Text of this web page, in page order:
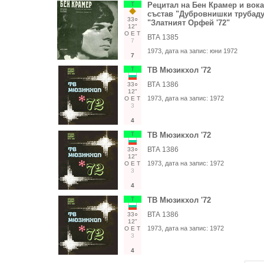
Т
33○
12"
О Е Т
7
7
Рецитал на Бен Крамер и
състав "Дубровнишки
"Златният Орфей '72"
ВТА 1385
1973 , дата на запис: юни 1972
Т
33○
12"
О Е Т
3
4
ТВ Мюзикхол '72
ВТА 1386
1973 , дата на запис: 1972
Т
33○
12"
О Е Т
3
4
ТВ Мюзикхол '72
ВТА 1386
1973 , дата на запис: 1972
Т
33○
12"
О Е Т
3
4
ТВ Мюзикхол '72
ВТА 1386
1973 , дата на запис: 1972